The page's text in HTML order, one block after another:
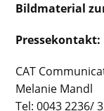
Bildmaterial
Pressekontakt:
CAT
Melanie Mandl
Tel: 0043 2236/